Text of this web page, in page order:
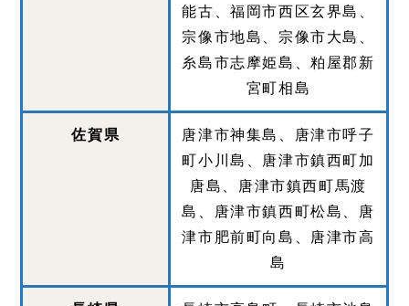
能古、福岡市西区玄界島、
宗像市地島、宗像市大島、
糸島市志摩姫島、粕屋郡新
宮町相島
佐賀県
唐津市神集島、唐津市呼子
町小川島、唐津市鎮西町加
唐島、唐津市鎮西町馬渡
島、唐津市鎮西町松島、唐
津市肥前町向島、唐津市高
島